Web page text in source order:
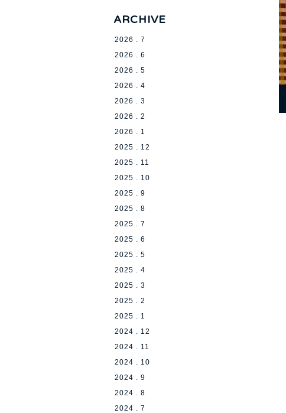
ARCHIVE
2026 . 7
2026 . 6
2026 . 5
2026 . 4
2026 . 3
2026 . 2
2026 . 1
2025 . 12
2025 . 11
2025 . 10
2025 . 9
2025 . 8
2025 . 7
2025 . 6
2025 . 5
2025 . 4
2025 . 3
2025 . 2
2025 . 1
2024 . 12
2024 . 11
2024 . 10
2024 . 9
2024 . 8
2024 . 7